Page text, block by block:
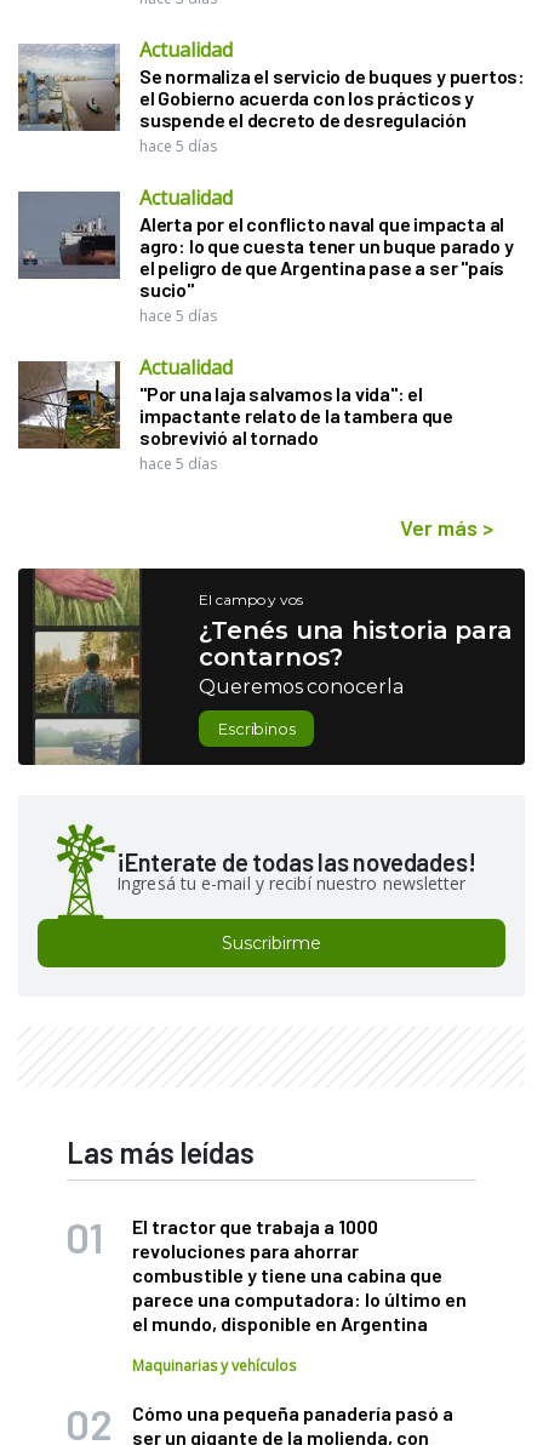
Actualidad
Se normaliza el servicio de buques y puertos:
el Gobierno acuerda con los prácticos y
suspende el decreto de desregulación
hace 5 días
Actualidad
Alerta por el conflicto naval que impacta al
agro: lo que cuesta tener un buque parado y
el peligro de que Argentina pase a ser "país
sucio"
hace 5 días
Actualidad
"Por una laja salvamos la vida": el
impactante relato de la tambera que
sobrevivió al tornado
hace 5 días
Ver más >
El campo y vos
¿Tenés una historia para
contarnos?
Queremos conocerla
Escribinos
¡Enterate de todas las novedades!
Ingresá tu e-mail y recibí nuestro newsletter
Suscribirme
Las más leídas
El tractor que trabaja a 1000
revoluciones para ahorrar
combustible y tiene una cabina que
parece una computadora: lo último en
el mundo, disponible en Argentina
Maquinarias y vehículos
Cómo una pequeña panadería pasó a
ser un gigante de la molienda, con